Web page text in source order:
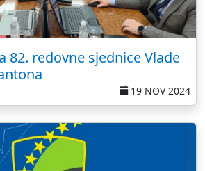
82. redovne sjednice Vlade
19 NOV 2024